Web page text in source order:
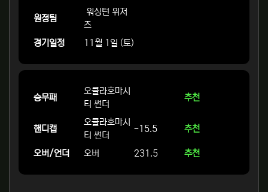
원정팀
워싱턴 위저
즈
경기일정
11월 1일 (토)
승무패
오클라호마시
티 썬더
추천
핸디캡
오클라호마시
티 썬더
-15.5 추천
오버/언더 오버 231.5 추천